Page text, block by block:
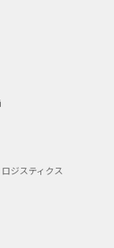
ジスティクス